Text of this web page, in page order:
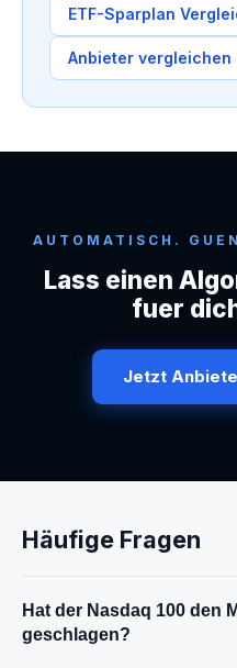
ETF-Sparplan
Anbieter vergleichen
AUTOMATISCH.
Lass einen
fuer
Jetzt
Häufige Fragen
Hat der Nasdaq 100 den
geschlagen?